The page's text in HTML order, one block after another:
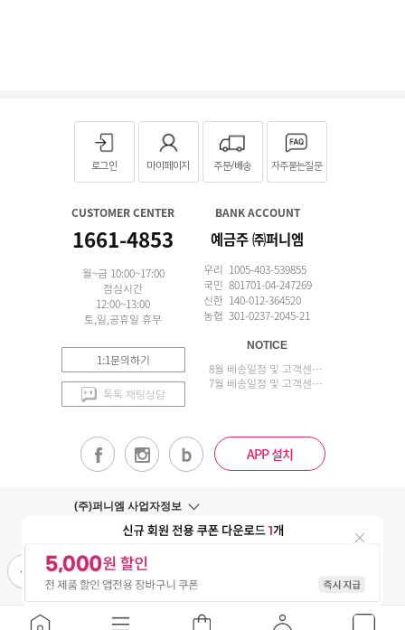
로그인 마이페이지 주문/배송 자주묻는질문
CUSTOMER CENTER
1661-4853
월~금 10:00~17:00
점심시간
12:00~13:00
토,일,공휴일 휴무
1:1문의하기
톡톡 채팅상담
BANK ACCOUNT
예금주 ㈜퍼니엠
우리 1005-403-539855
국민 801701-04-247269
신한 140-012-364520
농협 301-0237-2045-21
NOTICE
8월 배송일정 및 고객센터 업무 안내
7월 배송일정 및 고객센터 업무 안내
APP 설치
(주)퍼니엠 사업자정보